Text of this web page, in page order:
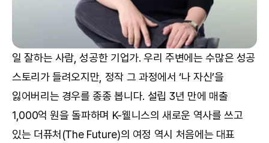
일 잘하는 사람, 성공한 기업가. 우리 주변에는 수많은 성공
스토리가 들려오지만, 정작 그 과정에서 ‘나 자신’을
잃어버리는 경우를 종종 봅니다. 설립 3년 만에 매출
1,000억 원을 돌파하며 K-웰니스의 새로운 역사를 쓰고
있는 더퓨처(The Future)의 여정 역시 처음에는 대표